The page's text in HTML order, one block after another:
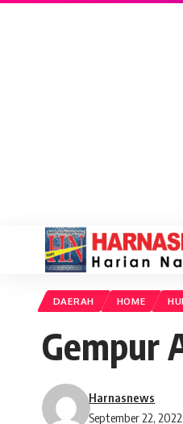
DAERAH HOME
Gempur
September 22, 2022
Harnasnews